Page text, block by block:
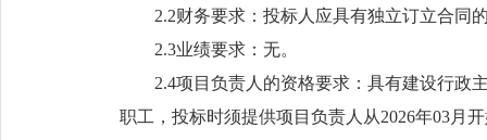
2.2财务要求：投标人应具有独立订立合同
2.3业绩要求：无。
2.4项目负责人的资格要求 ： 具有建设行政
职工， 投标时须提供项目负责人 从2026年03月